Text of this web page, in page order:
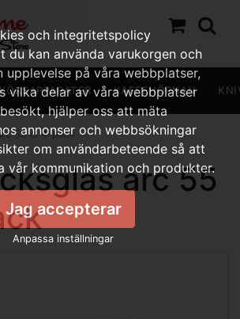
KÖKSAPPARATER KAFFEHÖRNAN
55 cl 4-pack
arc 55
och integritetspolicy
du kan använda varukorgen och
upplevelse på våra webbplatser,
vilka delar av våra webbplatser
hjälper oss att mäta
annonser och webbsökningar
om användarbeteende så att
vår kommunikation och produkter.
Jag accepterar
Anpassa inställningar